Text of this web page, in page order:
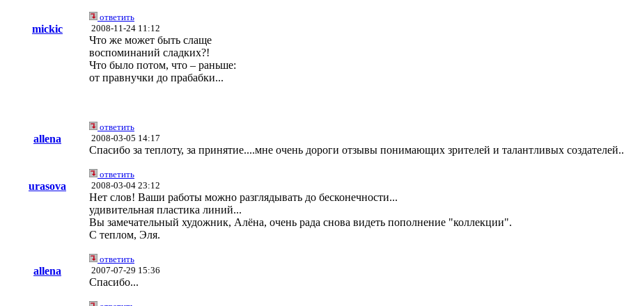
ответить
mickic 2008-11-24 11:12
Что же может быть слаще
воспоминаний сладких?!
Что было потом, что – раньше:
от правнучки до прабабки...
ответить
allena 2008-03-05 14:17
Спасибо за теплоту, за принятие....мне очень дороги отзывы понимающих зрителей и талантливых создателей..
ответить
urasova 2008-03-04 23:12
Нет слов! Ваши работы можно разглядывать до бесконечности...
удивительная пластика линий...
Вы замечательный художник, Алёна, очень рада снова видеть пополнение "коллекции".
С теплом, Эля.
ответить
allena 2007-07-29 15:36
Cпасибо...